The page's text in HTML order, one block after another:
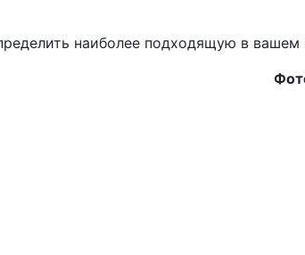
наиболее подходящую в